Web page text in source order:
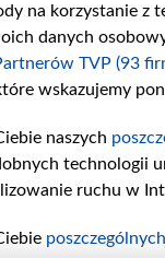
na korzystanie
danych
TVP (93
wskazujemy
naszych
technologii
ruchu w